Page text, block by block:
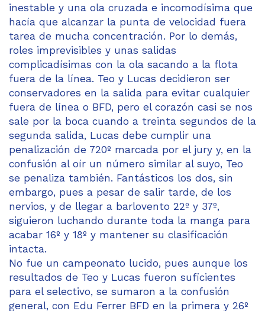
inestable y una ola cruzada e incomodísima que
hacía que alcanzar la punta de velocidad fuera
tarea de mucha concentración. Por lo demás,
roles imprevisibles y unas salidas
complicadísimas con la ola sacando a la flota
fuera de la línea. Teo y Lucas decidieron ser
conservadores en la salida para evitar cualquier
fuera de línea o BFD, pero el corazón casi se nos
sale por la boca cuando a treinta segundos de la
segunda salida, Lucas debe cumplir una
penalización de 720º marcada por el jury y, en la
confusión al oír un número similar al suyo, Teo
se penaliza también. Fantásticos los dos, sin
embargo, pues a pesar de salir tarde, de los
nervios, y de llegar a barlovento 22º y 37º,
siguieron luchando durante toda la manga para
acabar 16º y 18º y mantener su clasificación
intacta.
No fue un campeonato lucido, pues aunque los
resultados de Teo y Lucas fueron suficientes
para el selectivo, se sumaron a la confusión
general, con Edu Ferrer BFD en la primera y 26º